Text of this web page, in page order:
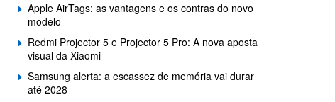
Apple AirTags: as vantagens e os contras do novo
modelo
Redmi Projector 5 e Projector 5 Pro: A nova aposta
visual da Xiaomi
Samsung alerta: a escassez de memória vai durar
até 2028